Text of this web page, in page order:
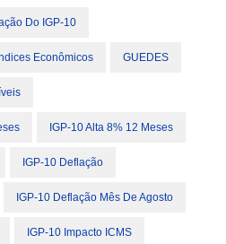
Do IGP-10
Econômicos GUEDES
IGP-10 Alta 8% 12 Meses
IGP-10 Deflação
IGP-10 Deflação Mês De Agosto
IGP-10 Impacto ICMS